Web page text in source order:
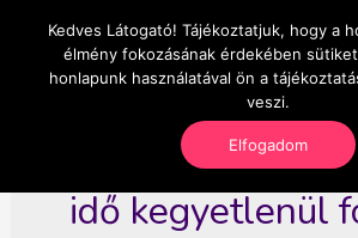
content
OnlineSeedsMan
Üzlet és szabadság
idő kegyetlenül
Kedves Látogató! Tájékoztatjuk, hogy a
élmény fokozásának érdekében
honlapunk használatával ön a
veszi.
Elfogadom